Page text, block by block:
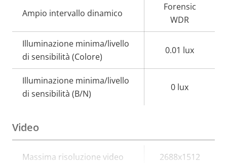
Ampio intervallo dinamico
Forensic
WDR
Illuminazione minima/livello
di sensibilità (Colore)
0.01 lux
Illuminazione minima/livello
di sensibilità (B/N)
0 lux
Video
Descrizione
Valore
Massima risoluzione video 2688x1512